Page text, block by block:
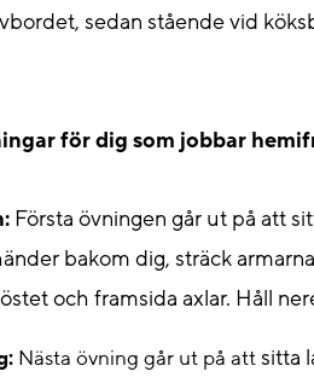
sedan stående vid
för dig som jobbar
Första övningen går ut på att s
bakom dig, sträck
och framsida axlar. Håll
Nästa övning går ut på attsitta